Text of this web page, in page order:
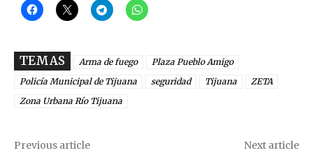
TEMAS Arma de fuego
Plaza Pueblo Amigo
Policía Municipal de Tijuana
seguridad Tijuana
ZETA
Zona Urbana Río Tijuana
Previous article Next article